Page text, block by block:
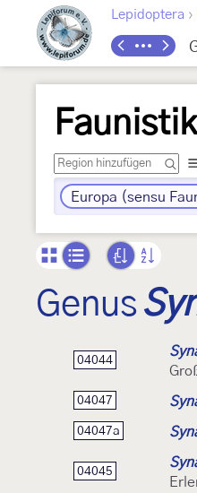
Lepidoptera ›
Europa (sensu
Genus
04044
04047
04047a
04045